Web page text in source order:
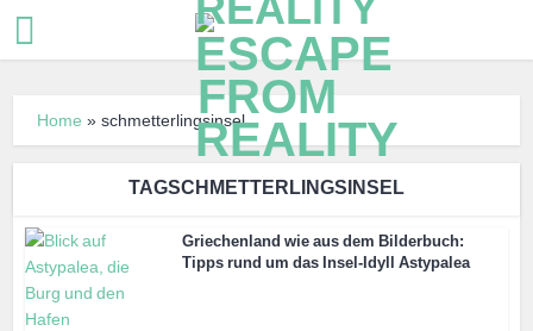
Home »schmetterlingsinsel
TAGSCHMETTERLINGSINSEL
Griechenland wie aus dem Bilderbuch:
Tipps rund um das Insel-Idyll Astypalea